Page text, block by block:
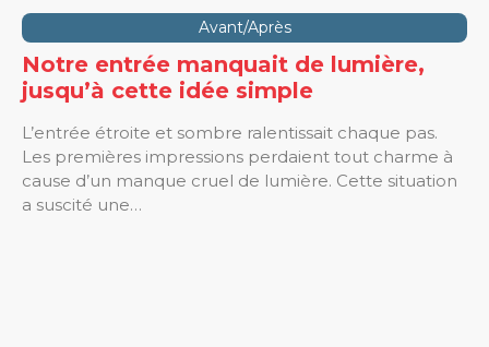
Avant/Après
Notre entrée manquait de lumière,
jusqu’à cette idée simple
L’entrée étroite et sombre ralentissait chaque pas.
Les premières impressions perdaient tout charme à
cause d’un manque cruel de lumière. Cette situation
a suscité une…